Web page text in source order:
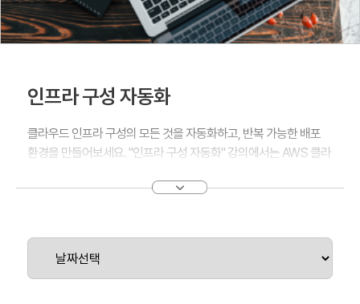
인프라 구성 자동화
클라우드 인프라 구성의 모든 것을 자동화하고, 반복 가능한 배포
환경을 만들어보세요. "인프라 구성 자동화" 강의에서는 AWS 클라
력한 시스템 배포 환경을 만드는 기술을 단계별로 배웁니다.
클라우드 환경 구성과 관리의 자동화는 더 이상 선택이 아닌 필수입
니다. Terraform과 AWS 강의를 통해 클라우드 인프라 구성의 새